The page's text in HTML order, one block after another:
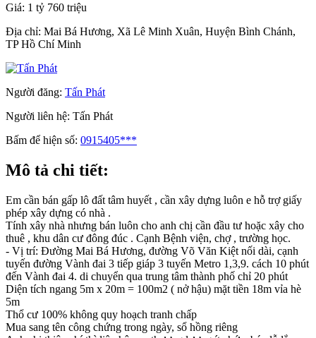
Giá: 1 tỷ 760 triệu
Địa chỉ: Mai Bá Hương, Xã Lê Minh Xuân, Huyện Bình Chánh,
TP Hồ Chí Minh
Người đăng: Tấn Phát
Người liên hệ: Tấn Phát
Bấm để hiện số: 0915405***
Mô tả chi tiết:
Em cần bán gấp lô đất tâm huyết , cần xây dựng luôn e hỗ trợ giấy
phép xây dựng có nhà .
Tính xây nhà nhưng bán luôn cho anh chị cần đầu tư hoặc xây cho
thuê , khu dân cư đông đúc . Cạnh Bệnh viện, chợ , trường học.
- Vị trí: Đường Mai Bá Hương, đường Võ Văn Kiệt nối dài, cạnh
tuyến đường Vành đai 3 tiếp giáp 3 tuyến Metro 1,3,9. cách 10 phút
đến Vành đai 4. di chuyển qua trung tâm thành phố chỉ 20 phút
Diện tích ngang 5m x 20m = 100m2 ( nở hậu) mặt tiền 18m vỉa hè
5m
Thổ cư 100% không quy hoạch tranh chấp
Mua sang tên công chứng trong ngày, sổ hồng riêng